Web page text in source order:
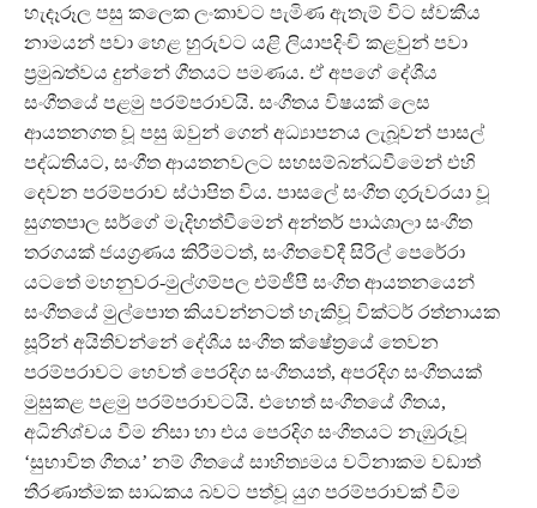
හැදෑරූල පසු කලෙක ලංකාවට පැමිණ ඇතැම් විට ස්වකීය
නාමයන් පවා හෙළ හුරුවට යළි ලියාපදිංචි කළවුන් පවා
ප‍්‍රමුඛත්වය දුන්නේ ගීතයට පමණය. ඒ අපගේ දේශීය
සංගීතයේ පළමු පරම්පරාවයි. සංගීතය විෂයක් ලෙස
ආයතනගත වූ පසු ඔවුන් ගෙන් අධ්‍යාපනය ලැබූවන් පාසල්
පද්ධතියට, සංගීත ආයතනවලට සහසම්බන්ධවීමෙන් එහි
දෙවන පරම්පරාව ස්ථාපිත විය. පාසලේ සංගීත ගුරුවරයා වූ
සුගතපාල සර්ගේ මැදිහත්වීමෙන් අන්තර් පාඨශාලා සංගීත
තරගයක් ජයග‍්‍රණය කිරීමටත්, සංගීතවේදී සිරිල් පෙරේරා
යටතේ මහනුවර-මුල්ගම්පල එම්ජීපී සංගීත ආයතනයෙන්
සංගීතයේ මුල්පොත කියවන්නටත් හැකිවූ වික්ටර් රත්නායක
සූරින් අයිතිවන්නේ දේශීය සංගීත ක්ෂේත‍්‍රයේ තෙවන
පරම්පරාවට හෙවත් පෙරදිග සංගීතයත්, අපරදිග සංගීතයක්
මුසුකළ පළමු පරම්පරාවටයි. එහෙත් සංගීතයේ ගීතය,
අධිනිශ්චය වීම නිසා හා එය පෙරදිග සංගීතයට නැඹුරුවූ
‘සුභාවිත ගීතය’ නම් ගීතයේ සාහිත්‍යමය වටිනාකම වඩාත්
තීරණාත්මක සාධකය බවට පත්වූ යුග පරම්පරාවක් වීම